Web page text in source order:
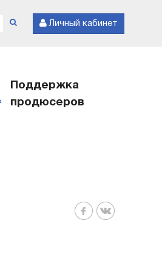
Личный кабинет
Поддержка
продюсеров